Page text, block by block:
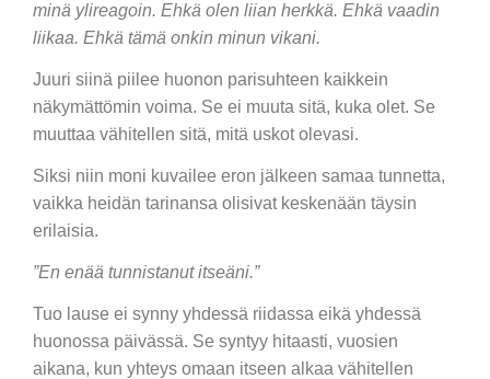
minä ylireagoin. Ehkä olen liian herkkä. Ehkä vaadin
liikaa. Ehkä tämä onkin minun vikani.
Juuri siinä piilee huonon parisuhteen kaikkein
näkymättömin voima. Se ei muuta sitä, kuka olet. Se
muuttaa vähitellen sitä, mitä uskot olevasi.
Siksi niin moni kuvailee eron jälkeen samaa tunnetta,
vaikka heidän tarinansa olisivat keskenään täysin
erilaisia.
”En enää tunnistanut itseäni.”
Tuo lause ei synny yhdessä riidassa eikä yhdessä
huonossa päivässä. Se syntyy hitaasti, vuosien
aikana, kun yhteys omaan itseen alkaa vähitellen